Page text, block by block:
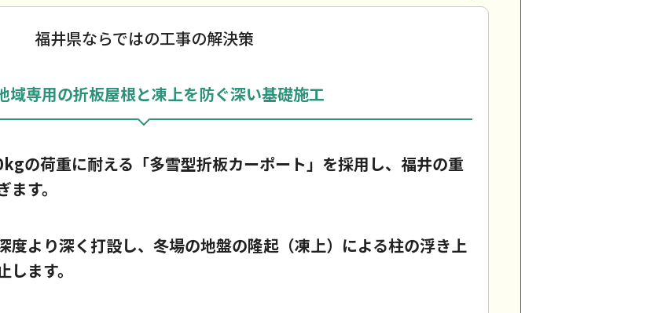
福井県ならではの工事の解決策
域専用の折板屋根と凍上を防ぐ深い基礎施工
の荷重に耐える「多雪型折板カーポート」を採用し、福井の重
す。
度より深く打設し、冬場の地盤の隆起（凍上）による柱の浮き上
ます。